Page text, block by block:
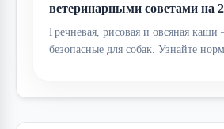
ветеринарными советами на
Гречневая, рисовая и овсяная
безопасные для собак. Узнайте